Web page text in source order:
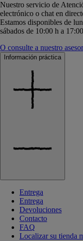
Nuestro servicio de
electrónico o chat en
Estamos disponibles de
sábados de 10:00 h a
O consulte a nuestro
Información práctica
Entrega
Entrega
Devoluciones
Contacto
FAQ
Localizar su tienda